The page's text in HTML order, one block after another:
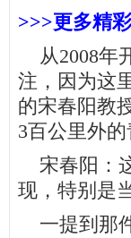
>>>更多精
从2008年
注，因为这
的宋春阳教
3百公里外的
宋春阳：
现，特别是
一提到那